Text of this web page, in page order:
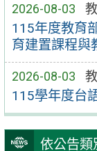
2026-08-03
115年度教育
育建置課程與
2026-08-03
115學年度台
依公告類